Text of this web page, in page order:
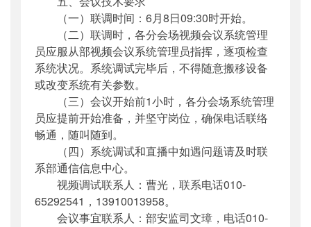
（一）联调时间：6月8日09:30时开始。
（二）联调时，各分会场视频会议系统管理
员应服从部视频会议系统管理员指挥，逐项检查
系统状况。系统调试完毕后，不得随意搬移设备
或改变系统有关参数。
（三）会议开始前1小时，各分会场系统管理
员应提前开始准备，并坚守岗位，确保电话联络
畅通，随叫随到。
（四）系统调试和直播中如遇问题请及时联
系部通信信息中心。
视频调试联系人：曹光，联系电话010-
65292541，13910013958。
会议事宜联系人：部安监司文璋，电话010-